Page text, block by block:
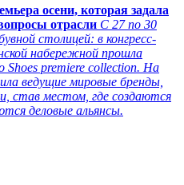
осени, которая задала
отрасли С 27 по 30
столицей: в конгресс-
набережной прошла
premiere collection. На
ведущие мировые бренды,
став местом, где создаются
деловые альянсы.